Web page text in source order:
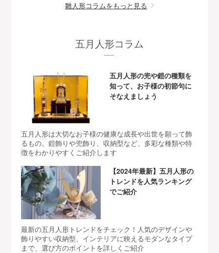
雛人形コラムをもっと見る
五月人形コラム
五月人形の兜や鎧の種類を
知って、お子様の初節句に
そなえましょう
五月人形は大切なお子様の健康な成長や出世を願って飾
るもの。鎧飾りや兜飾り、収納型など、多彩な種類や特
徴をわかりやすくご紹介します
【2024年最新】五月人形の
トレンドを人気ランキング
でご紹介
最新の五月人形トレンドをチェック！人気のデザインや
飾りやすい収納型、インテリアに映えるモダンなタイプ
まで、選び方のポイントを詳しくご紹介